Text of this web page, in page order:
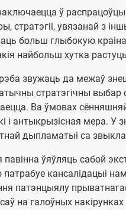
ў
стратэгіі, увязанай з
больш глыбокую
найбольш хутка
звужаць да межаў
стратэгічны
Ва ўмовах
і антыкрызісная мера. У
дыпламатыі са
павінна ўяўляць сабой
кансалідацыі
патэнцыялу
на галоўных